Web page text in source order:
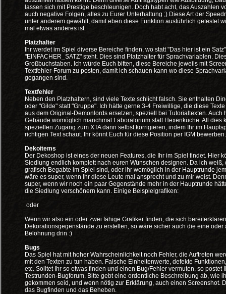
lassen sich mit Prestige beschleunigen. Doch habt acht, das Auszahlen
auch negative Folgen, alles zu Eurer Unterhaltung ;) Diese Art der
unter anderem gewählt, damit eben diese Funktion ausführlich getestet
mal etwas anderes ist.
Platzhalter
Ihr werdet im Spiel diverse Bereiche finden, wo statt "Das hier ist ein
"EINFACHER_SATZ" steht. Dies sind Platzhalter für Sprachvariablen.
Großbuchstaben. Ich würde Euch bitten, diese Bereiche jeweils mit
Textfehler-Forum zu posten, damit ich schauen kann wo diese
gegangen sind.
Textfehler
Neben den Platzhaltern, sind viele Texte schlicht falsch. Sie enthalten
oder "Gilde" statt "Gruppe". Ich hätte gerne 3-4 Freiwillige, die diese
aus dem Original-Demonlords ersetzen, speziell bei Tutorialtexten. Auch
Gebäude womöglich manchmal Laboratorium statt Hexenküche. All dies
speziellen Zugang zum XTA dann selbst korrigieren, indem Ihr im
richtigen Text schaut. Ihr könnt Euch für diese Position per IGM bewerben.
Dekoitems
Der Dekoshop ist eines der neuen Features, die Ihr im Spiel findet. Hier
Siedlung endlich komplett nach euren Wünschen designen. Da ich weiß,
grafisch Begabte im Spiel sind, oder ihr womöglich in der Hauptrunde
wäre es super, wenn Ihr diese Leute mal ansprecht und zu mir weist.
super, wenn wir noch ein paar Gegenstände mehr in der Hauptrunde
die Siedlung verschönern kann. Einige Beispielgrafiken:
oder
Wenn wir also ein oder zwei fähige Grafiker finden, die sich
Dekorationsgegenstände zu erstellen, so wäre sicher auch die eine oder
Belohnung drin :)
Bugs
Das Spiel hat mit hoher Wahrscheinlichkeit noch Fehler, die Auftreten
mit den Texten zu tun haben. Falsche Einheitenwerte, defekte
etc. Solltet Ihr so etwas finden und einen Bug/Fehler vermuten, so postet
Testrunden-Bugforum. Bitte gebt eine ordentliche Beschreibung ab, wie
gekommen seid, und wenn nötig zur Erklärung, auch einen Screenshot.
das Bugfinden und das Beheben.